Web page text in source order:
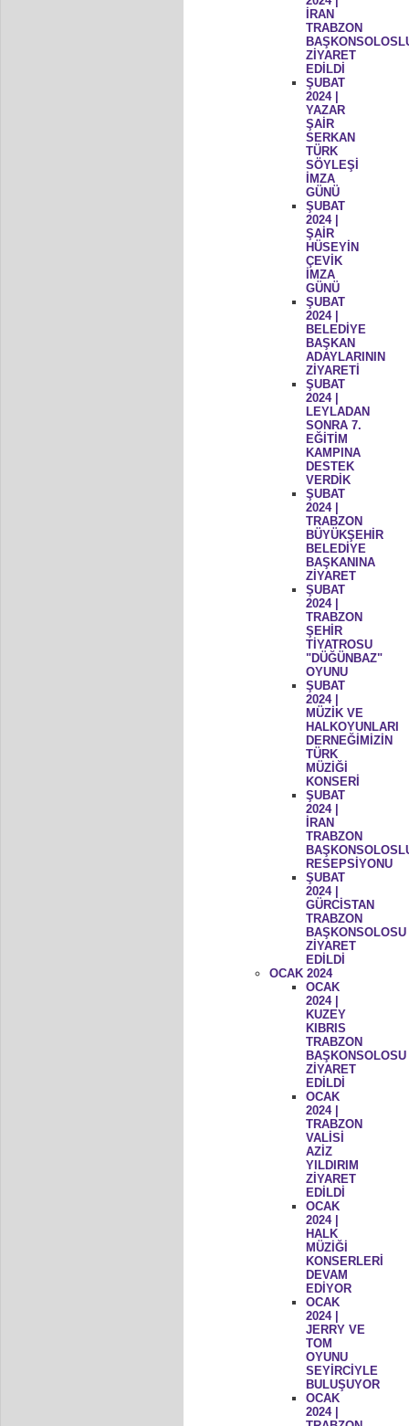
İRAN
TRABZON
ZİYARET
EDİLDİ
ŞUBAT
2024 |
YAZAR
ŞAİR
SERKAN
TÜRK
SÖYLEŞİ
İMZA
GÜNÜ
ŞUBAT
2024 |
ŞAİR
HÜSEYİN
ÇEVİK
İMZA
GÜNÜ
ŞUBAT
2024 |
BELEDİYE
BAŞKAN
ADAYLARININ
ZİYARETİ
ŞUBAT
2024 |
LEYLADAN
SONRA 7.
EĞİTİM
KAMPINA
DESTEK
VERDİK
ŞUBAT
2024 |
TRABZON
BÜYÜKŞEHİR
BELEDİYE
BAŞKANINA
ZİYARET
ŞUBAT
2024 |
TRABZON
ŞEHİR
TİYATROSU
"DÜĞÜNBAZ"
OYUNU
ŞUBAT
2024 |
MÜZİK VE
HALKOYUNLARI
DERNEĞİMİZİN
TÜRK
MÜZİĞİ
KONSERİ
ŞUBAT
2024 |
İRAN
TRABZON
RESEPSİYONU
ŞUBAT
2024 |
GÜRCİSTAN
TRABZON
BAŞKONSOLOSU
ZİYARET
EDİLDİ
OCAK 2024
OCAK
2024 |
KUZEY
KIBRIS
TRABZON
BAŞKONSOLOSU
ZİYARET
EDİLDİ
OCAK
2024 |
TRABZON
VALİSİ
AZİZ
YILDIRIM
ZİYARET
EDİLDİ
OCAK
2024 |
HALK
MÜZİĞİ
KONSERLERİ
DEVAM
EDİYOR
OCAK
2024 |
JERRY VE
TOM
OYUNU
SEYİRCİYLE
BULUŞUYOR
OCAK
2024 |